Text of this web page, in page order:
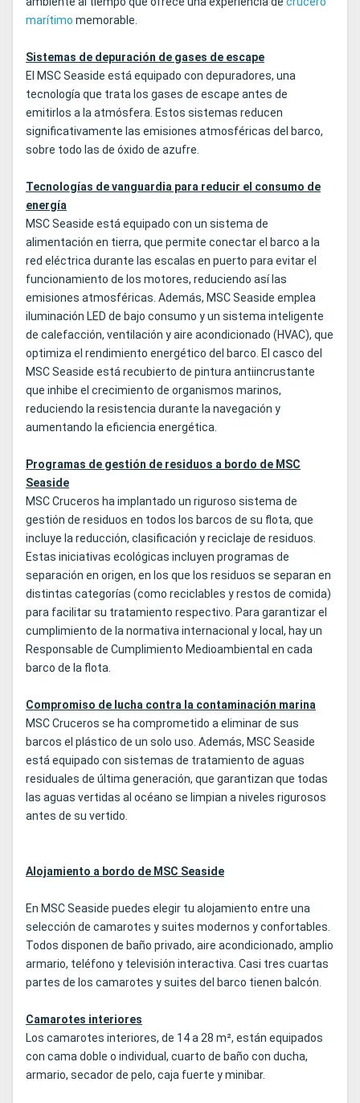
marítimo memorable.
Sistemas de depuración de gases de escape
El MSC Seaside está equipado con depuradores, una
tecnología que trata los gases de escape antes de
emitirlos a la atmósfera. Estos sistemas reducen
significativamente las emisiones atmosféricas del barco,
sobre todo las de óxido de azufre.
Tecnologías de vanguardia para reducir el consumo de
energía
MSC Seaside está equipado con un sistema de
alimentación en tierra, que permite conectar el barco a la
red eléctrica durante las escalas en puerto para evitar el
funcionamiento de los motores, reduciendo así las
emisiones atmosféricas. Además, MSC Seaside emplea
iluminación LED de bajo consumo y un sistema inteligente
de calefacción, ventilación y aire acondicionado (HVAC), que
optimiza el rendimiento energético del barco. El casco del
MSC Seaside está recubierto de pintura antiincrustante
que inhibe el crecimiento de organismos marinos,
reduciendo la resistencia durante la navegación y
aumentando la eficiencia energética.
Programas de gestión de residuos a bordo de MSC
Seaside
MSC Cruceros ha implantado un riguroso sistema de
gestión de residuos en todos los barcos de su flota, que
incluye la reducción, clasificación y reciclaje de residuos.
Estas iniciativas ecológicas incluyen programas de
separación en origen, en los que los residuos se separan en
distintas categorías (como reciclables y restos de comida)
para facilitar su tratamiento respectivo. Para garantizar el
cumplimiento de la normativa internacional y local, hay un
Responsable de Cumplimiento Medioambiental en cada
barco de la flota.
Compromiso de lucha contra la contaminación marina
MSC Cruceros se ha comprometido a eliminar de sus
barcos el plástico de un solo uso. Además, MSC Seaside
está equipado con sistemas de tratamiento de aguas
residuales de última generación, que garantizan que todas
las aguas vertidas al océano se limpian a niveles rigurosos
antes de su vertido.
Alojamiento a bordo de MSC Seaside
En MSC Seaside puedes elegir tu alojamiento entre una
selección de camarotes y suites modernos y confortables.
Todos disponen de baño privado, aire acondicionado, amplio
armario, teléfono y televisión interactiva. Casi tres cuartas
partes de los camarotes y suites del barco tienen balcón.
Camarotes interiores
Los camarotes interiores, de 14 a 28 m², están equipados
con cama doble o individual, cuarto de baño con ducha,
armario, secador de pelo, caja fuerte y minibar.